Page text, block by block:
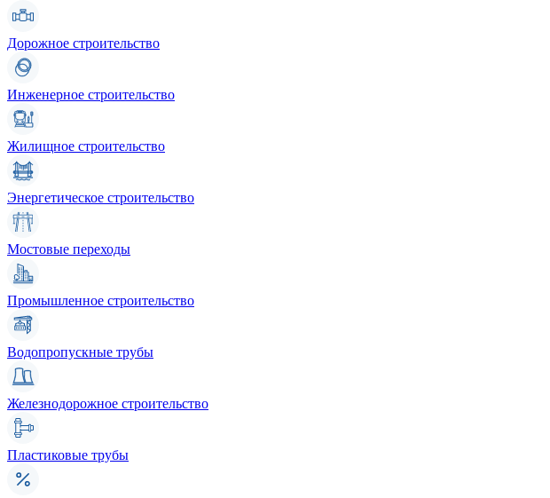
Дорожное строительство
Инженерное строительство
Жилищное строительство
Энергетическое строительство
Мостовые переходы
Промышленное строительство
Водопропускные трубы
Железнодорожное строительство
Пластиковые трубы